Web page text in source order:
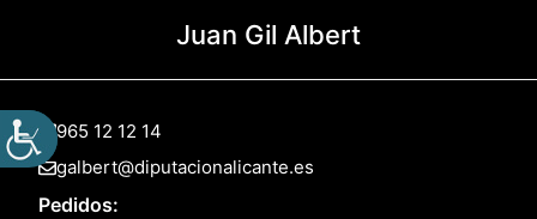
Juan Gil Albert
965 12 12 14
galbert@diputacionalicante.es
Pedidos: